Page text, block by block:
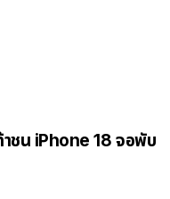
าชน iPhone 18 จอพับ